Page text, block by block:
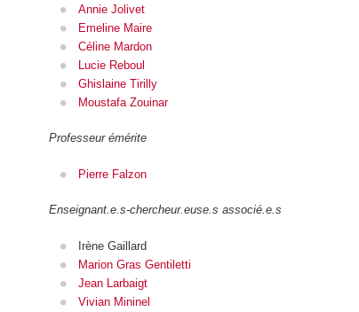
Annie Jolivet
Emeline Maire
Céline Mardon
Lucie Reboul
Ghislaine Tirilly
Moustafa Zouinar
Professeur émérite
Pierre Falzon
Enseignant.e.s-chercheur.euse.s associé.e.s
Irène Gaillard
Marion Gras Gentiletti
Jean Larbaigt
Vivian Mininel